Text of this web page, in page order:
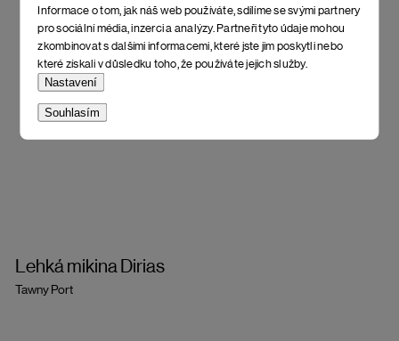
Informace o tom, jak náš web používáte, sdílíme se svými partnery
pro sociální média, inzerci a analýzy. Partneři tyto údaje mohou
zkombinovat s dalšími informacemi, které jste jim poskytli nebo
které získali v důsledku toho, že používáte jejich služby.
Nastavení
Souhlasím
Lehká mikina Dirias
Tawny Port